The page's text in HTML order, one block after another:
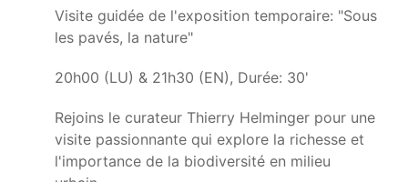
Visite guidée de l'exposition temporaire: "Sous
les pavés, la nature"
20h00 (LU) & 21h30 (EN), Durée: 30'
Rejoins le curateur Thierry Helminger pour une
visite passionnante qui explore la richesse et
l'importance de la biodiversité en milieu